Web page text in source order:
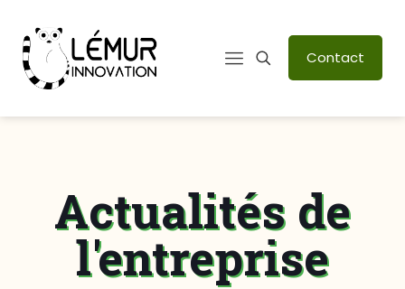
Contact
Actualités de
l'entreprise